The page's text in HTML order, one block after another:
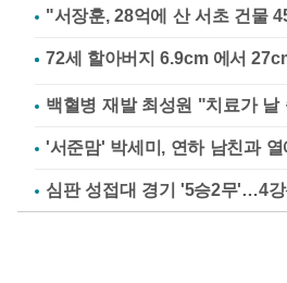
"서장훈, 28억에 산 서초 건물
백혈병 재발 최성원 "치료가 날
'서준맘' 박세미, 연하 남친과 열
심판 성접대 경기 '5승2무'…4